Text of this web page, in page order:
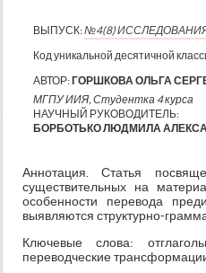
ВЫПУСК:№4(8)
Код уникальной десятичной
АВТОР: ГОРШКОВА ОЛЬГА
МГПУ ИИЯ, Студентка 4 курса
НАУЧНЫЙ РУКОВОДИТЕЛЬ:
БОРБОТЬКО ЛЮДМИЛА
Аннотация. Статья
существительных на
особенности перевода
выявляются структурно-
Ключевые слова:
переводческие